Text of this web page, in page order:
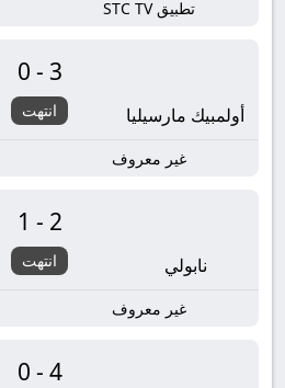
تطبيق STC TV
أولمبيك مارسيليا
0-3
انتهت
غير معروف
نابولي
1-2
انتهت
غير معروف
0-4